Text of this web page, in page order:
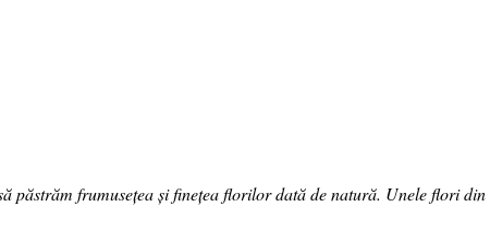
păstrăm frumusețea și finețea florilor dată de natură. Unele flori